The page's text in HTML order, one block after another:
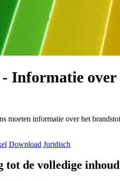
Informatie
moeten informatie over het
Download Juridisch
de volledige inhoud